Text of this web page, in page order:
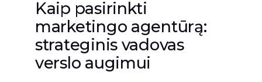
Kaip pasirinkti
marketingo agentūrą:
strateginis vadovas
verslo augimui